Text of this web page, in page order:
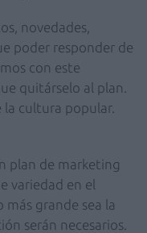
novedades,
poder responder de
con este
quitárselo al plan.
la cultura popular.
plan de marketing
variedad en el
grande sea la
serán necesarios.